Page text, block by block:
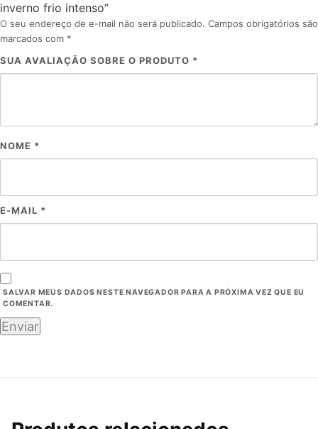
inverno frio intenso”
O seu endereço de e-mail não será publicado. Campos obrigatórios são
marcados com *
SUA AVALIAÇÃO SOBRE O PRODUTO *
NOME *
E-MAIL *
SALVAR MEUS DADOS NESTE NAVEGADOR PARA A PRÓXIMA VEZ QUE EU
COMENTAR.